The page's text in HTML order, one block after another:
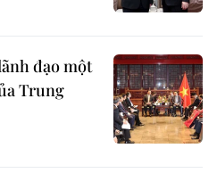
đạo một
Trung